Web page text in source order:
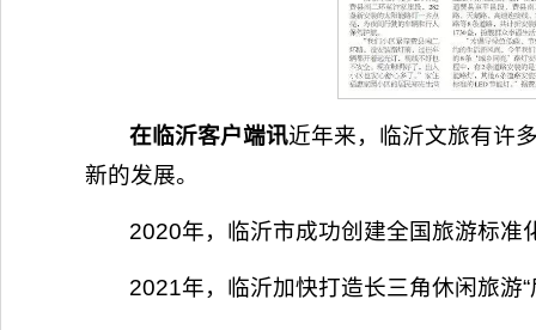
在临沂客户端讯近年来，临沂文旅有许
新的发展。
2020年，临沂市成功创建全国旅游标
2021年，临沂加快打造长三角休闲旅游